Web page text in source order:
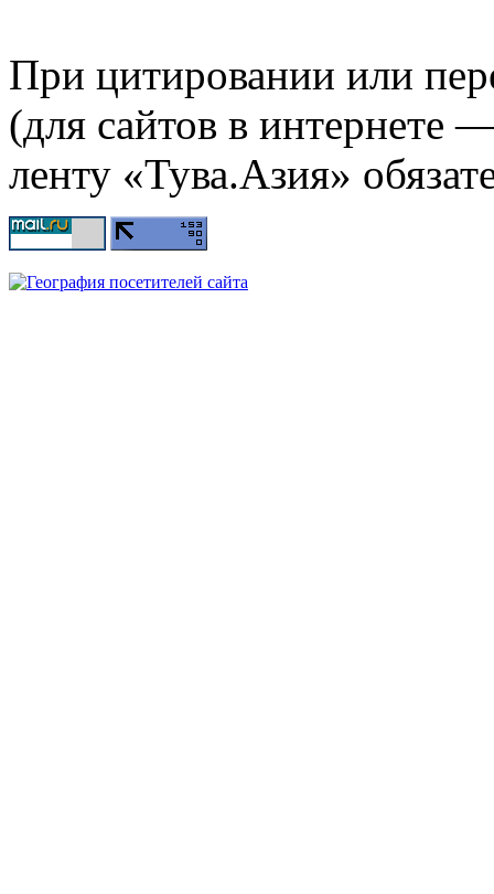
При цитировании или
(для сайтов в интернете
ленту «Тува.Азия»